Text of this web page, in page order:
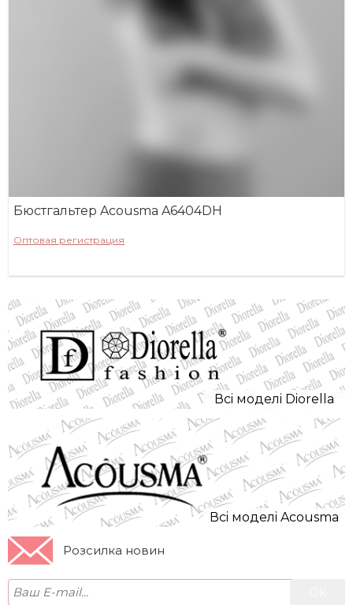
Бюстгальтер Acousma A6404DH
Оптовая регистрация
Всi моделi Diorella
Всi моделi Acousma
Розсилка новин